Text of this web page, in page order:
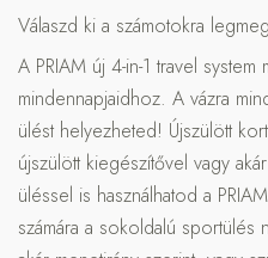
Válaszd ki a számotokra
A PRIAM új 4-in-1 travel
mindennapjaidhoz. A vázra
ülést helyezheted! Újszülött
újszülött kiegészítővel vagy
üléssel is használhatod a
számára a sokoldalú sportülés